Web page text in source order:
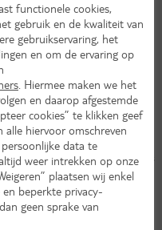
is het echt genieten. Je
groen van de Luxemburgse
een balletje slaan op de
kunnen
omgeving. Het restaurant,
biedt naast prachtig uitzicht
Vanuit het Golf &
het centrum van Clervaux.
hoeft te ontbreken tijdens
je als gast van het Golf &
het 800m2 grote
functionele cookies,
gebruik en de kwaliteit van
gebruikservaring, het
en om de ervaring op
. Hiermee maken we het
en daarop afgestemde
cookies” te klikken geef
hiervoor omschreven
data te
weer intrekken op onze
plaatsen wij enkel
beperkte privacy-
geen sprake van